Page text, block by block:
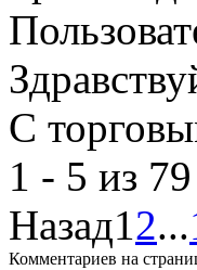
С
1 - 5 из 79
Назад12...
Комментариев на